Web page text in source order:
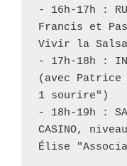
- 16h-17h :
Francis et
Vivir la
- 17h-18h :
(avec
1 sourire")
- 18h-19h :
CASINO,
Élise